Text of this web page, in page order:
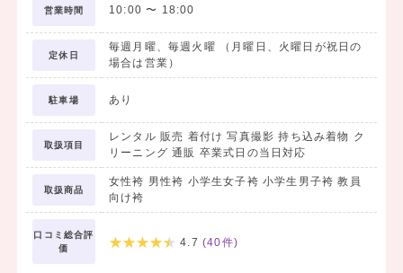
美容院の定休日や営業時間、
着付けができるか等、確認しながらの予約は結構大変・・・
京べにのお店で全てできるので、当日の予約もラクラクです♪
→・京べにではブライダルを手掛けるような、
本格的な美容院と写真スタジオをグループ内で運営しておりま
・価格面はもちろん、他のお店にはできない一環した
営業時間 10:00 〜 18:00
定休日
毎週月曜、毎週火曜 （月曜日、火曜日が祝日の
場合は営業）
駐車場 あり
取扱項目
レンタル 販売 着付け 写真撮影 持ち込み着物 ク
リーニング 通販 卒業式日の当日対応
取扱商品
女性袴 男性袴 小学生女子袴 小学生男子袴 教員
向け袴
口コミ総合評
価
4.7 (40件)